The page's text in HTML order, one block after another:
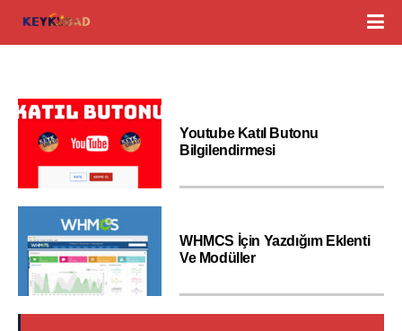
Youtube Katıl Butonu
Bilgilendirmesi
WHMCS İçin Yazdığım Eklenti
Ve Modüller